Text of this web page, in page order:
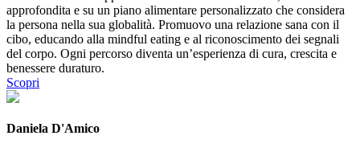
approfondita e su un piano alimentare personalizzato che considera
la persona nella sua globalità. Promuovo una relazione sana con il
cibo, educando alla mindful eating e al riconoscimento dei segnali
del corpo. Ogni percorso diventa un’esperienza di cura, crescita e
benessere duraturo.
Scopri
Daniela D'Amico